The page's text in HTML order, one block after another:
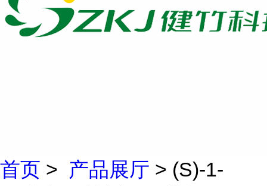
首页 > 产品展厅 > (S)-1-